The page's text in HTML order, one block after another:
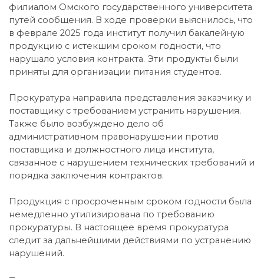
филиалом Омского государственного университета
путей сообщения. В ходе проверки выяснилось, что
в феврале 2025 года институт получил бакалейную
продукцию с истекшим сроком годности, что
нарушало условия контракта. Эти продукты были
приняты для организации питания студентов.
Прокуратура направила представления заказчику и
поставщику с требованием устранить нарушения.
Также было возбуждено дело об
административном правонарушении против
поставщика и должностного лица института,
связанное с нарушением технических требований и
порядка заключения контрактов.
Продукция с просроченным сроком годности была
немедленно утилизирована по требованию
прокуратуры. В настоящее время прокуратура
следит за дальнейшими действиями по устранению
нарушений.